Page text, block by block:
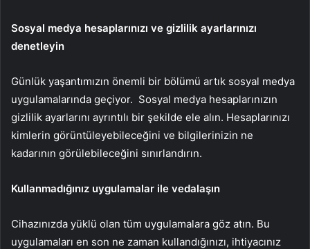
Sosyal medya hesaplarınızı ve gizlilik ayarlarınızı
denetleyin
Günlük yaşantımızın önemli bir bölümü artık sosyal medya
uygulamalarında geçiyor. Sosyal medya hesaplarınızın
gizlilik ayarlarını ayrıntılı bir şekilde ele alın. Hesaplarınızı
kimlerin görüntüleyebileceğini ve bilgilerinizin ne
kadarının görülebileceğini sınırlandırın.
Kullanmadığınız uygulamalar ile vedalaşın
Cihazınızda yüklü olan tüm uygulamalara göz atın. Bu
uygulamaları en son ne zaman kullandığınızı, ihtiyacınız